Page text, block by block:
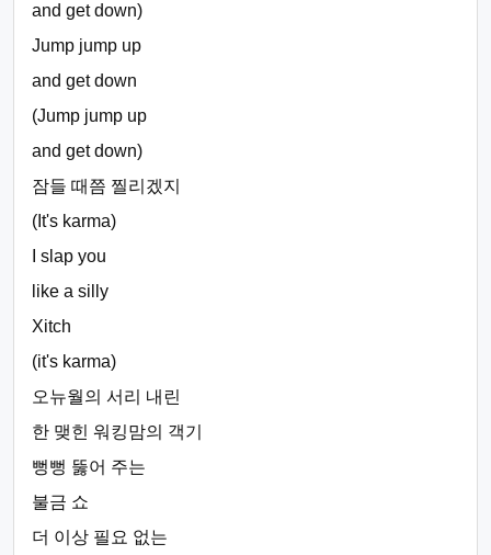
and get down)
Jump jump up
and get down
(Jump jump up
and get down)
잠들 때쯤 찔리겠지
(It's karma)
I slap you
like a silly
Xitch
(it's karma)
오뉴월의 서리 내린
한 맺힌 워킹맘의 객기
뻥뻥 뚫어 주는
불금 쇼
더 이상 필요 없는